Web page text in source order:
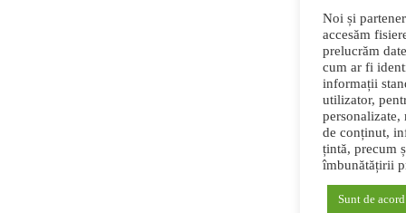
Noi și
accesăm
prelucrăm
cum ar fi
informații
utilizator,
personalizate,
de conținut,
țintă, precum
îmbunătățirii
Sunt de acord